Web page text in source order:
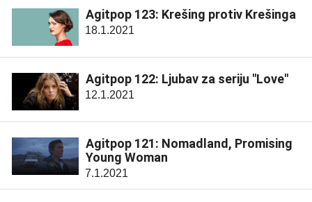
Agitpop 123: Krešing protiv Krešinga
18.1.2021
Agitpop 122: Ljubav za seriju "Love"
12.1.2021
Agitpop 121: Nomadland, Promising
Young Woman
7.1.2021